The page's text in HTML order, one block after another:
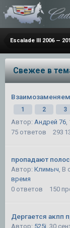
Escalade III 2006 —
Свежее в
1 2 3
Автор: Андрей 76,
75 ответов 293
пропадают
Автор: Климыч, В
время
0 ответов 150
Дергается акпп
Автор: 525i, 30